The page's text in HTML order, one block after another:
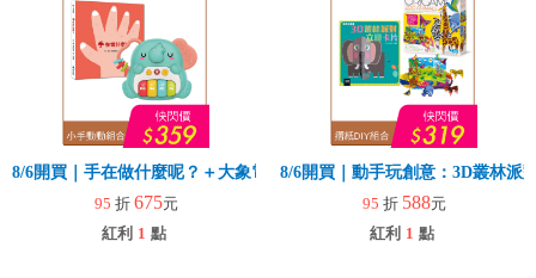
8/6開買｜手在做什麼呢？＋大象電子琴
95 折 675元
紅利 1 點
8/6開買｜動手玩創意：3D叢林派
95 折 588元
紅利 1 點